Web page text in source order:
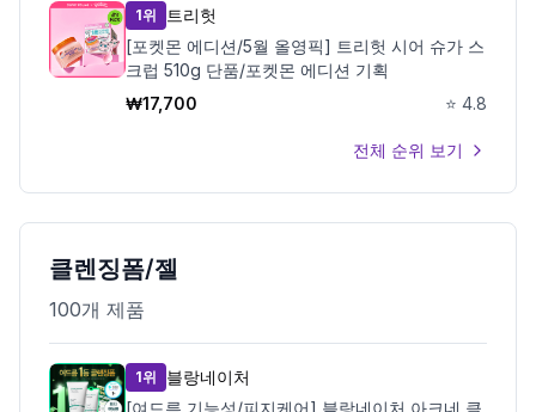
1위
트리헛
[포켓몬 에디션/5월 올영픽] 트리헛 시어 슈가 스
크럽 510g 단품/포켓몬 에디션 기획
₩17,700 ⭐ 4.8
전체 순위 보기
클렌징폼/젤
100개 제품
1위
블랑네이처
[여드름 기능성/피지케어] 블랑네이처 아크네 클